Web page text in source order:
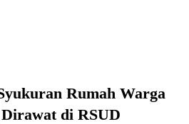
Rumah Warga
di RSUD